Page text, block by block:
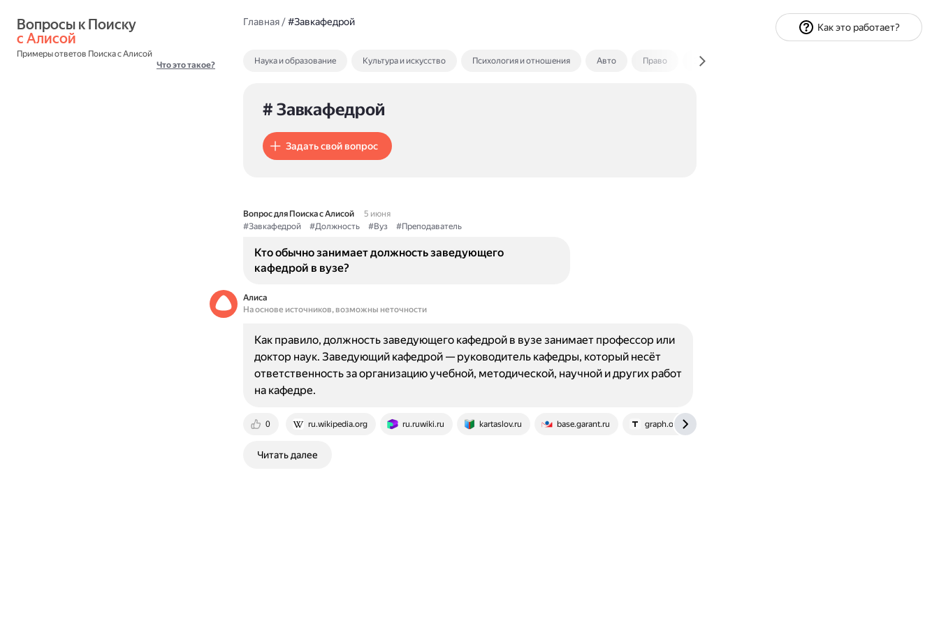
с Алисой
Примеры ответов Поиска с Алисой
Что это такое?
Главная/#Завкафедрой
Наука и образование Культура и искусство Психология и отношения Авто Право Экономика и финансы
# Завкафедрой
Задать свой вопрос
Вопрос для Поиска с Алисой
5 июня
#Завкафедрой
#Должность #Вуз #Преподаватель
Кто обычно занимает должность заведующего
кафедрой в вузе?
Алиса
На основе источников, возможны неточности
0 ru.wikipedia.org ru.ruwiki.ru kartaslov.ru base.garant.ru graph.org
Как правило, должность заведующего кафедрой в вузе занимает профессор или
доктор наук. Заведующий кафедрой — руководитель кафедры, который несёт
ответственность за организацию учебной, методической, научной и других работ
на кафедре.
Читать далее
Как это работает?